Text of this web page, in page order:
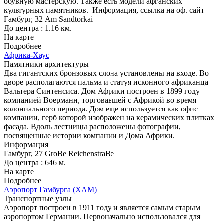
культурных памятников. Информация, ссылка на оф. сайт
Гамбург, 32 Am Sandtorkai
До центра : 1.16 км.
На карте
Подробнее
Африка-Хаус
Памятники архитектуры
Два гигантских бронзовых слона установлены на входе. Во
дворе располагаются пальма и статуя исконного африканца
Вальтера Синтенсиса. Дом Африки построен в 1899 году
компанией Воерманн, торговавшей с Африкой во время
колониального периода. Дом еще используется как офис
компании, герб которой изображен на керамических плитках
фасада. Вдоль лестницы расположены фотографии,
посвященные истории компании и Дома Африки.
Информация
Гамбург, 27 GroBe ReichenstraBe
До центра : 646 м.
На карте
Подробнее
Аэропорт Гамбурга (ХАМ)
Транспортные узлы
Аэропорт построен в 1911 году и является самым старым
аэропортом Германии. Первоначально использовался для